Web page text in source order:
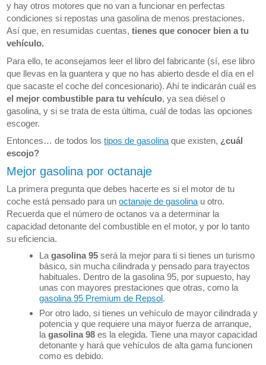
y hay otros motores que no van a funcionar en perfectas
condiciones si repostas una gasolina de menos prestaciones.
Así que, en resumidas cuentas,tienes que conocer bien a tu
vehículo.
Para ello, te aconsejamos leer el libro del fabricante (sí, ese libro
que llevas en la guantera y que no has abierto desde el día en el
que sacaste el coche del concesionario). Ahí te indicarán cuál es
el mejor combustible para tu vehículo, ya sea diésel o
gasolina, y si se trata de esta última, cuál de todas las opciones
escoger.
Entonces… de todos lostipos de gasolina que existen, ¿cuál
escojo?
Mejor gasolina por octanaje
La primera pregunta que debes hacerte es si el motor de tu
coche está pensado para unoctanaje de gasolina u otro.
Recuerda que el número de octanos va a determinar la
capacidad detonante del combustible en el motor, y por lo tanto
su eficiencia.
Lagasolina 95 será la mejor para ti si tienes un turismo
básico, sin mucha cilindrada y pensado para trayectos
habituales. Dentro de la gasolina 95, por supuesto, hay
unas con mayores prestaciones que otras, como la
gasolina 95 Premium de Repsol.
Por otro lado, si tienes un vehículo de mayor cilindrada y
potencia y que requiere una mayor fuerza de arranque,
lagasolina 98 es la elegida. Tiene una mayor capacidad
detonante y hará que vehículos de alta gama funcionen
como es debido.